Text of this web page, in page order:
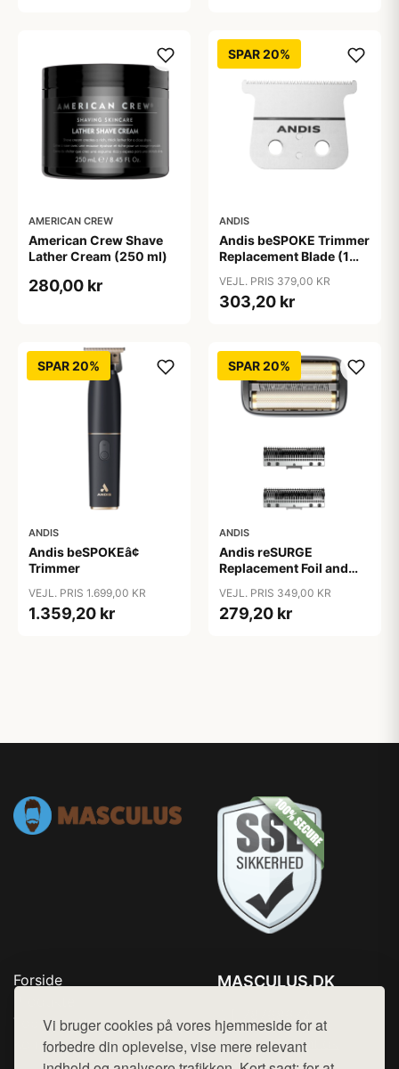
Vi bruger cookies på vores hjemmeside for at
forbedre din oplevelse, vise mere relevant
AMERICAN CREW
American Crew Shave
Lather Cream (250 ml)
280,00 kr
SPAR 20%
ANDIS
Andis beSPOKE Trimmer
Replacement Blade (1
VEJL. PRIS 379,00 KR
303,20 kr
SPAR 20%
ANDIS
Andis beSPOKEâ¢
Trimmer
VEJL. PRIS 1.699,00 KR
1.359,20 kr
SPAR 20%
ANDIS
Andis reSURGE
Replacement Foil and
VEJL. PRIS 349,00 KR
279,20 kr
Forside
Top Rabatter
Kontakt
MASCULUS.DK
Mail: hej@want.dk